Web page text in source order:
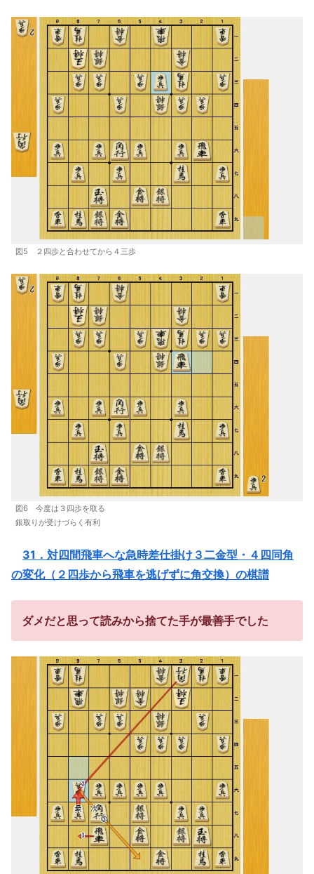
図5 ２四歩と合わせてから４三歩
図6 今度は３四歩を取る
銀取りが受けづらく有利
31．対四間飛車へな急時差仕掛け３二金型・４四同角
の変化（２四歩から飛車を逃げずに角交換）の棋譜
ダメだと思って読みから捨てた手が最善手でした